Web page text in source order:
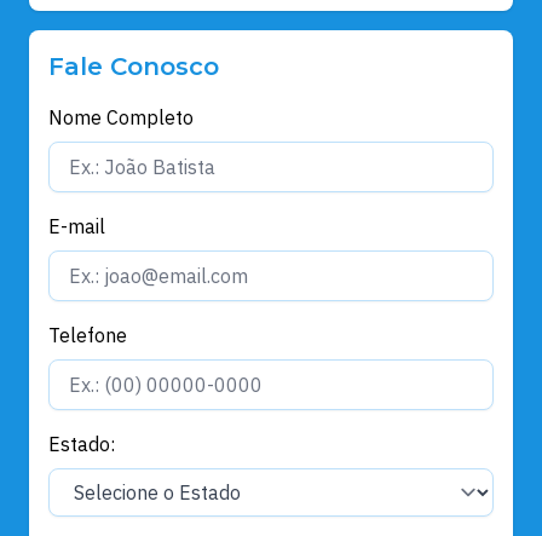
Fale Conosco
Nome Completo
E-mail
Telefone
Estado: